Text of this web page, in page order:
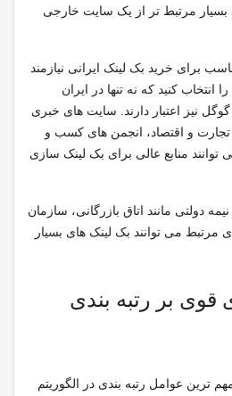
بسیار مرتبط تر از یک سایت خارجی
برای خرید بک لینک ایرانی نیازمند
کنید که نه تنها در ایران
نیز اعتبار دارند. سایت های خبری
و اقتصاد، انجمن های کسب و
منابع عالی برای بک لینک سازی
دولتی مانند اتاق بازرگانی، سازمان
مرتبط می توانند بک لینک های بسیار
قوی بر رتبه بندی
ترین عوامل رتبه بندی در الگوریتم